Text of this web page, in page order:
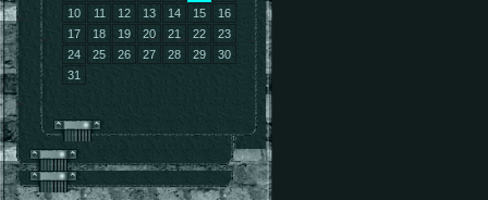
10
11 12 13 14 15
16
17
18 19 20 21 22
23
24
25 26 27 28 29
30
31